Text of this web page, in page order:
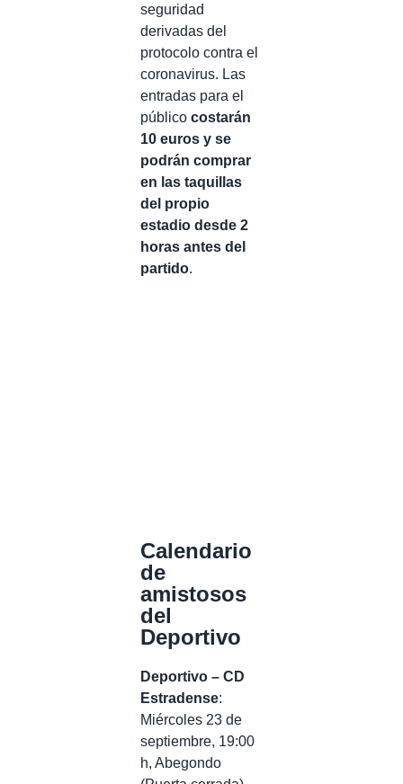
seguridad
derivadas del
protocolo contra el
coronavirus. Las
entradas para el
público costarán
10 euros y se
podrán comprar
en las taquillas
del propio
estadio desde 2
horas antes del
partido.
Calendario
de
amistosos
del
Deportivo
Deportivo – CD
Estradense:
Miércoles 23 de
septiembre, 19:00
h, Abegondo